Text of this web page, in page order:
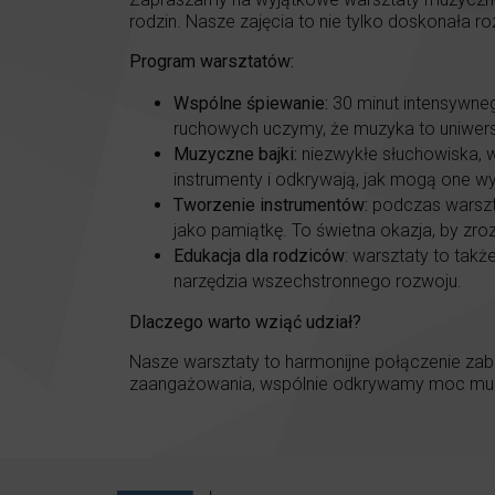
rodzin. Nasze zajęcia to nie tylko doskonała
Program warsztatów:
Wspólne śpiewanie: 30 minut
ruchowych uczymy, że muzyka to
Muzyczne bajki: niezwykłe
instrumenty i odkrywają, jak mogą one
Tworzenie instrumentów: podczas
jako pamiątkę. To świetna okazja, by
Edukacja dla rodziców: warsztaty to
narzędzia wszechstronnego rozwoju.
Dlaczego warto wziąć udział?
Nasze warsztaty to harmonijne połączenie
zaangażowania, wspólnie odkrywamy moc